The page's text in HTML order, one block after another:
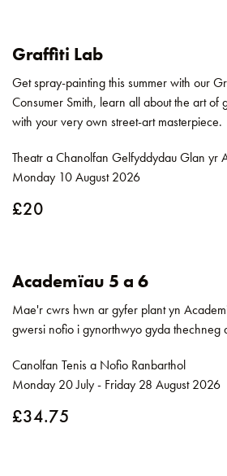
Graffiti Lab
Get spray-painting this summer with our
Consumer Smith, learn all about the art
with your very own street-art masterpiece.
Theatr a Chanolfan Gelfyddydau Glan yr
Monday 10 August 2026
£20
Academïau 5 a 6
Mae'r cwrs hwn ar gyfer plant yn
gwersi nofio i gynorthwyo gyda thechneg
Canolfan Tenis a Nofio Ranbarthol
Monday 20 July - Friday 28 August 2026
£34.75